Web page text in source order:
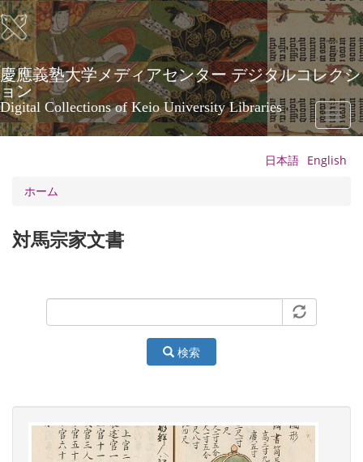
メ
イ
ン
コ
ン
テ
ン
ツ
に
慶應義塾大学メディアセンター デジタルコレクシ
ョン
Digital Collections of Keio University Libraries
Toggle
日本語 English
ホーム
対馬宗家文書
検索